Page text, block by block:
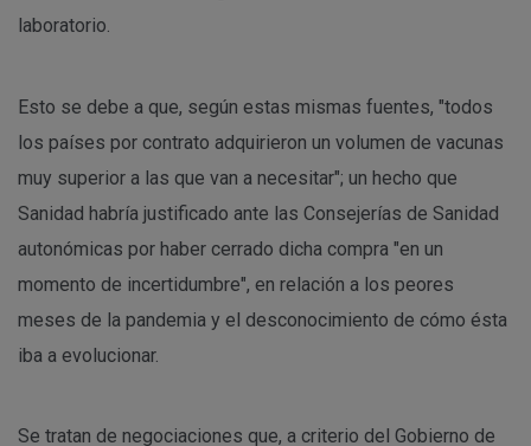
laboratorio.
Esto se debe a que, según estas mismas fuentes, "todos
los países por contrato adquirieron un volumen de vacunas
muy superior a las que van a necesitar"; un hecho que
Sanidad habría justificado ante las Consejerías de Sanidad
autonómicas por haber cerrado dicha compra "en un
momento de incertidumbre", en relación a los peores
meses de la pandemia y el desconocimiento de cómo ésta
iba a evolucionar.
Se tratan de negociaciones que, a criterio del Gobierno de